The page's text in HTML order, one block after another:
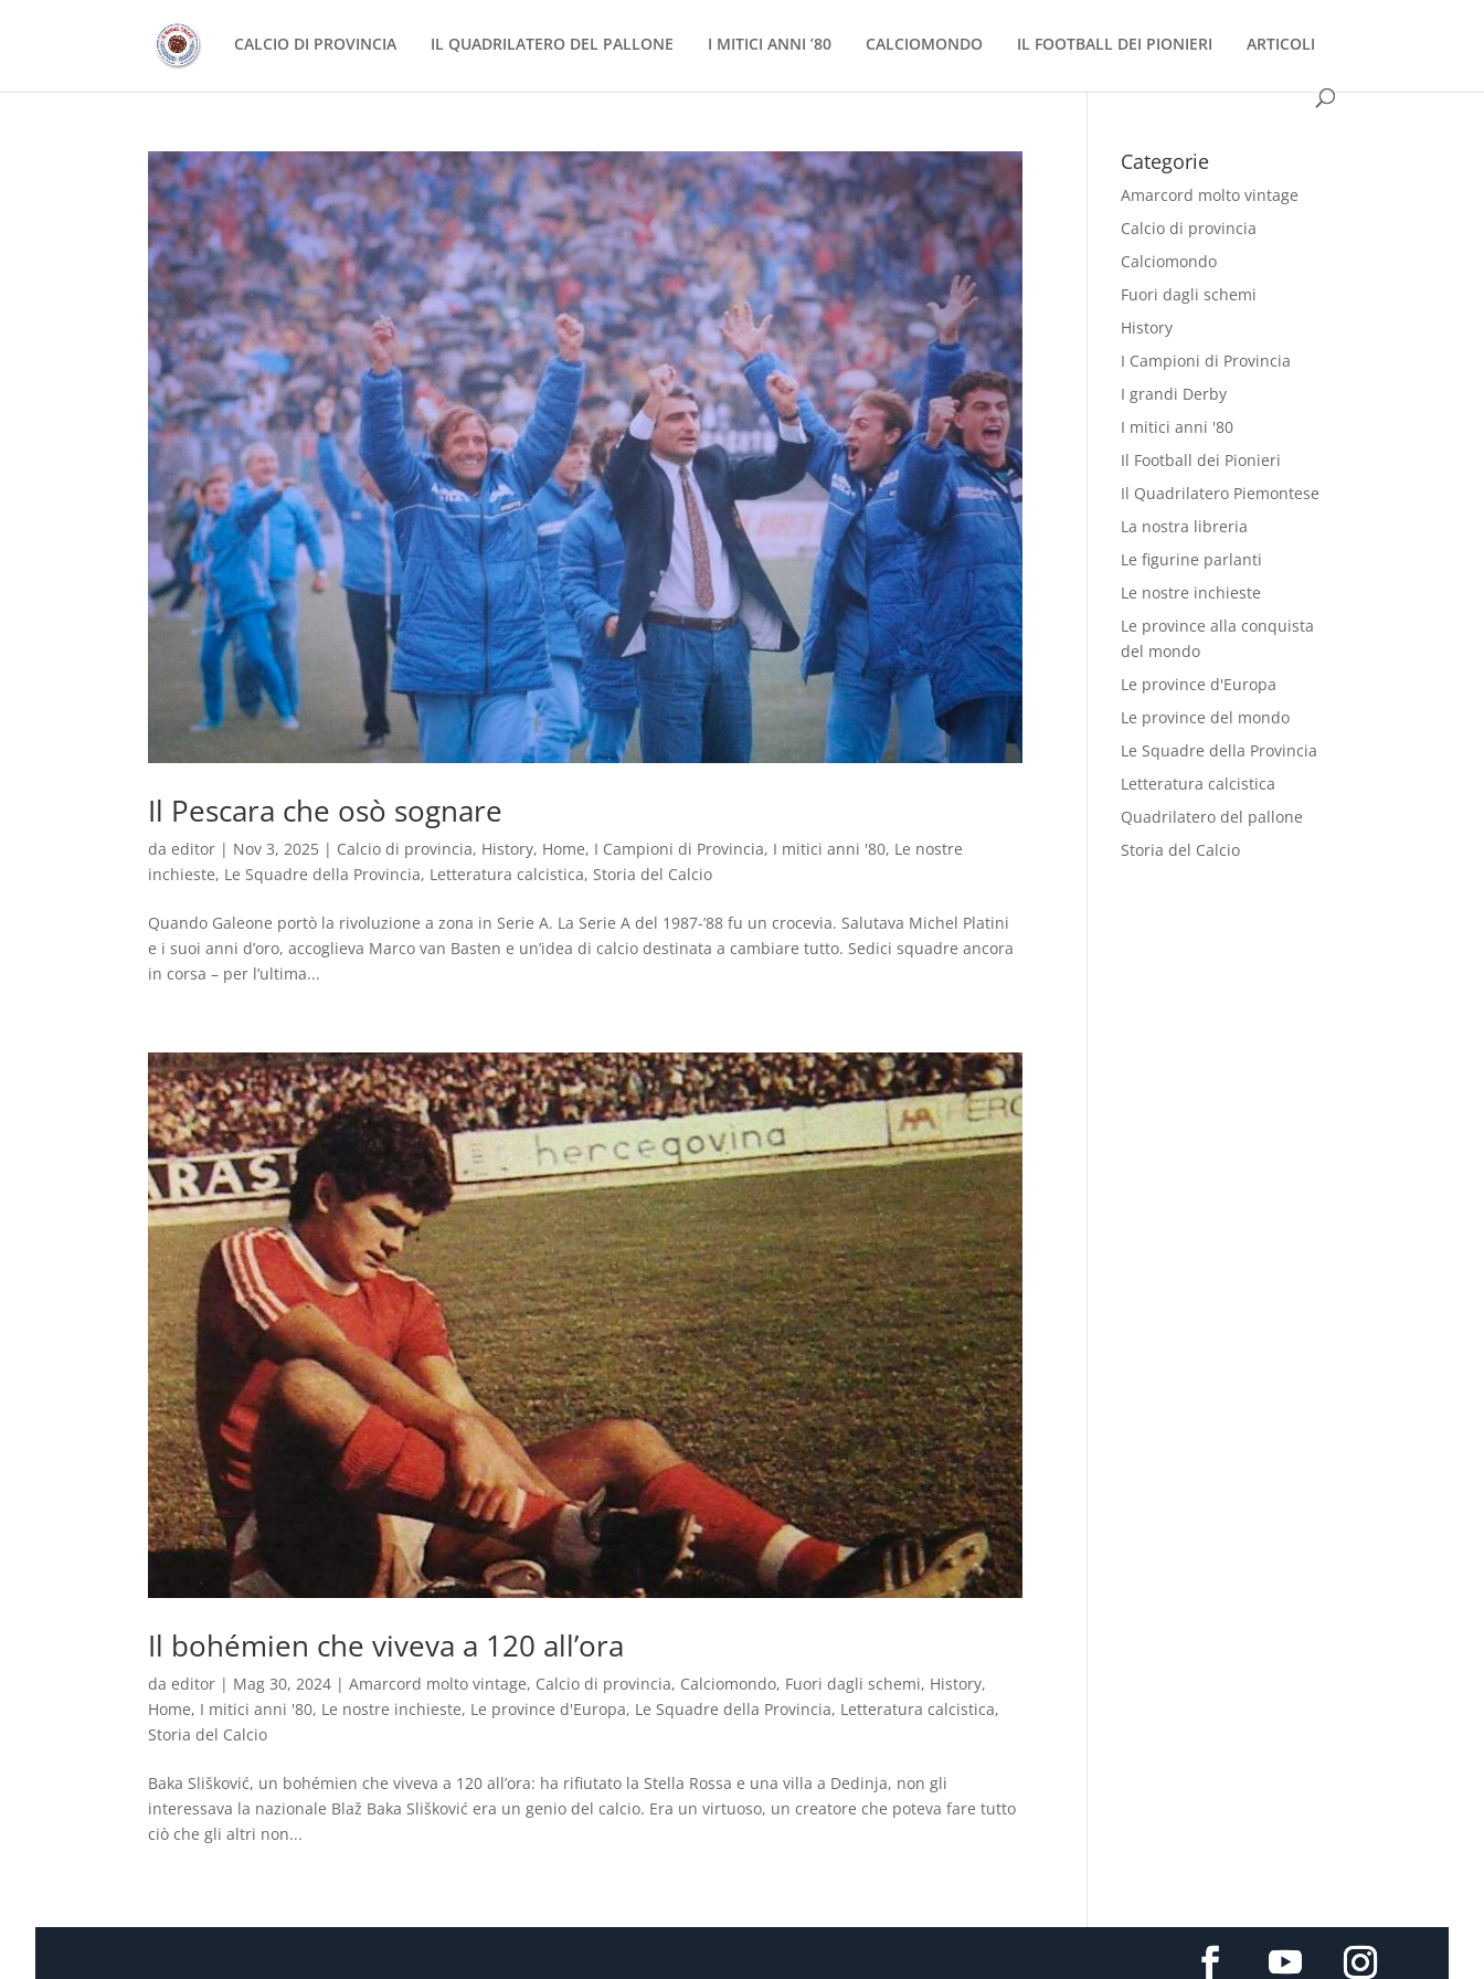
CALCIO DI PROVINCIA IL QUADRILATERO DEL PALLONE I MITICI ANNI ’80 CALCIOMONDO IL FOOTBALL DEI PIONIERI ARTICOLI
Il Pescara che osò sognare
daeditor | Nov 3, 2025 | Calcio di provincia, History, Home, I Campioni di Provincia, I mitici anni '80, Le nostre
inchieste, Le Squadre della Provincia, Letteratura calcistica, Storia del Calcio
Quando Galeone portò la rivoluzione a zona in Serie A. La Serie A del 1987-’88 fu un crocevia. Salutava Michel Platini
e i suoi anni d’oro, accoglieva Marco van Basten e un’idea di calcio destinata a cambiare tutto. Sedici squadre ancora
in corsa – per l’ultima...
Il bohémien che viveva a 120 all’ora
daeditor | Mag 30, 2024 |Amarcord molto vintage, Calcio di provincia, Calciomondo, Fuori dagli schemi, History,
Home, I mitici anni '80, Le nostre inchieste, Le province d'Europa, Le Squadre della Provincia, Letteratura calcistica,
Storia del Calcio
Baka Slišković, un bohémien che viveva a 120 all’ora: ha rifiutato la Stella Rossa e una villa a Dedinja, non gli
interessava la nazionale Blaž Baka Slišković era un genio del calcio. Era un virtuoso, un creatore che poteva fare tutto
ciò che gli altri non...
Categorie
Amarcord molto vintage
Calcio di provincia
Calciomondo
Fuori dagli schemi
History
I Campioni di Provincia
I grandi Derby
I mitici anni '80
Il Football dei Pionieri
Il Quadrilatero Piemontese
La nostra libreria
Le figurine parlanti
Le nostre inchieste
Le province alla conquista
del mondo
Le province d'Europa
Le province del mondo
Le Squadre della Provincia
Letteratura calcistica
Quadrilatero del pallone
Storia del Calcio